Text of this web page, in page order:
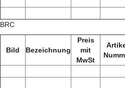
BRC
Bild Bezeichnung
Preis
mit
MwSt